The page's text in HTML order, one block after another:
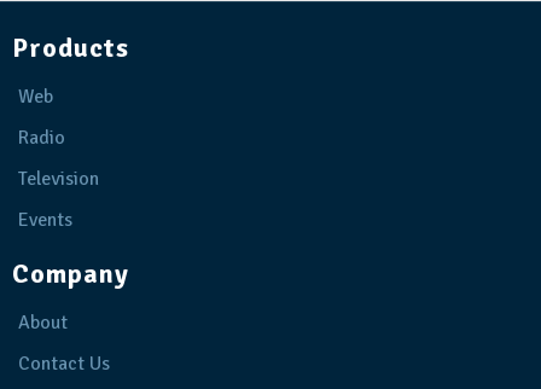
Products
Web
Radio
Television
Events
Company
About
Contact Us